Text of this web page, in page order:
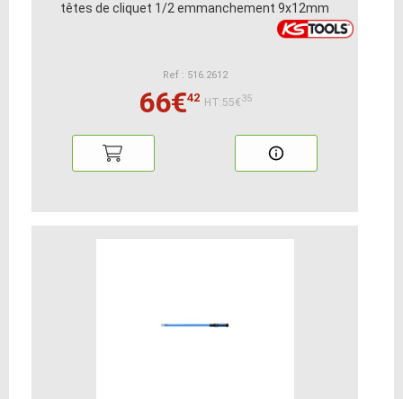
têtes de cliquet 1/2 emmanchement 9x12mm
Ref : 516.2612
66€42 HT:55€35